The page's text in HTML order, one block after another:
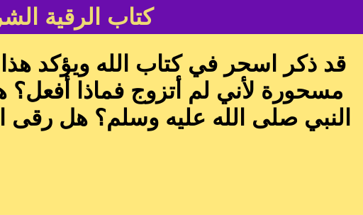
كتاب الرقية
قد ذكر اسحر في كتاب الله ويؤكد
مسحورة لأني لم أتزوج فماذا
النبي صلى الله عليه وسلم؟ هل